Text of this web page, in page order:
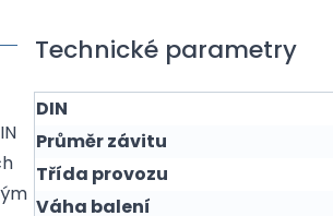
Technické parametry
DIN
Průměr závitu
Třída provozu
Váha balení